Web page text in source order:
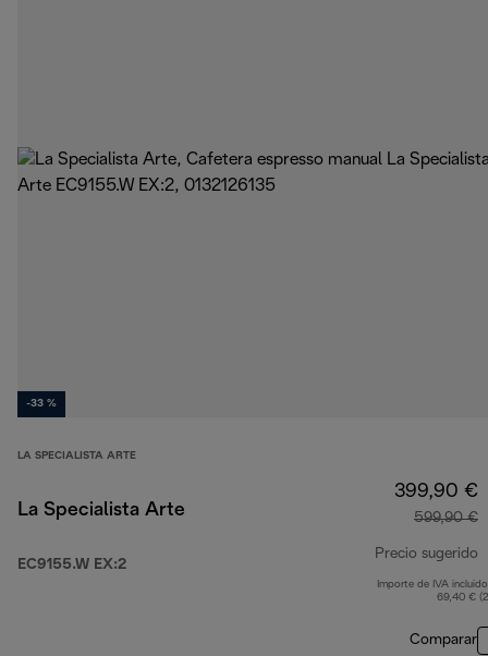
-33 %
LA SPECIALISTA ARTE
La Specialista Arte
EC9155.W EX:2
399,90 €
599,90 €
Precio sugerido
Importe de IVA
69,40 €
Comparar